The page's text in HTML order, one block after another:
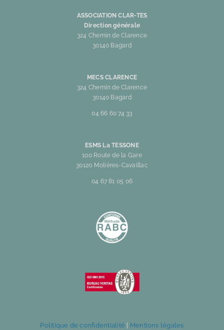
ASSOCIATION CLAR-TES
Direction générale
324 Chemin de Clarence
30140 Bagard
MECS CLARENCE
324 Chemin de Clarence
30140 Bagard
04 66 60 74 33
ESMS La TESSONE
100 Route de la Gare
30120 Molières-Cavaillac
04 67 81 05 06
Politique de confidentialité | Mentions légales